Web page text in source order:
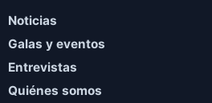
Noticias
Galas y eventos
Entrevistas
Quiénes somos